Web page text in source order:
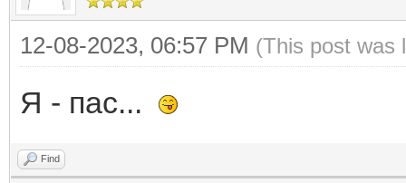
12-08-2023, 06:57 PM (This post was
Я - пас...
Find